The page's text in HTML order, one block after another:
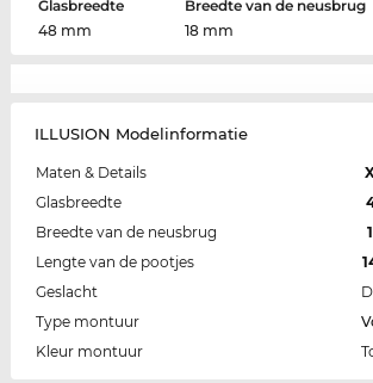
Glasbreedte
48 mm
Breedte van de neusbrug
18 mm
ILLUSION Modelinformatie
Maten & Details
Glasbreedte
Breedte van de neusbrug
Lengte van de pootjes
Geslacht
Type montuur
Kleur montuur